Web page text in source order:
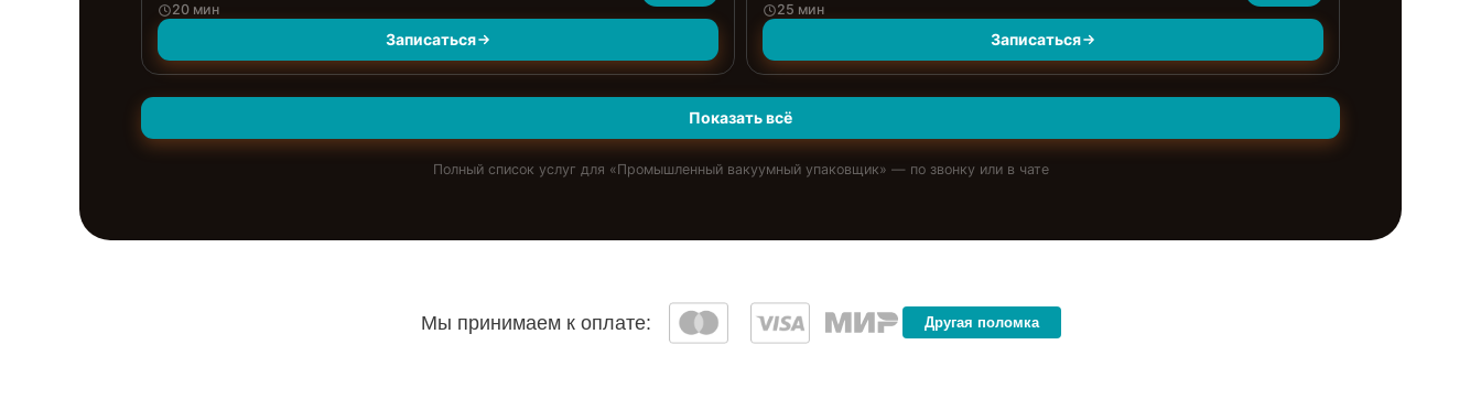
20 мин
Записаться
25 мин
Записаться
Показать всё
Полный список услуг для «Промышленный вакуумный упаковщик» — по звонку или в чате
Мы принимаем к оплате: Другая поломка